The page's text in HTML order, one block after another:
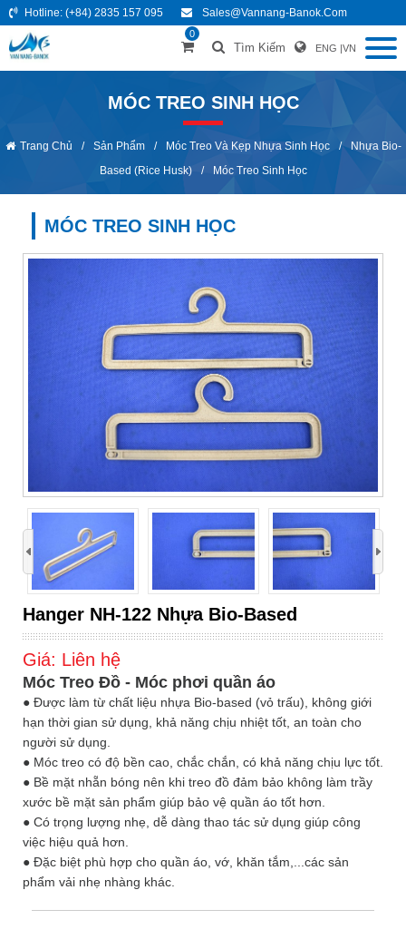
Hotline: (+84) 2835 157 095 Sales@vannang-Banok.com
0
Tìm Kiếm ENG |VN
MÓC TREO SINH HỌC
Trang Chủ / Sản Phẩm / Móc Treo Và Kẹp Nhựa Sinh Học /
Nhựa Bio-
Based (Rice Husk)
/ Móc Treo Sinh Học
MÓC TREO SINH HỌC
›
Hanger NH-122 Nhựa Bio-Based
Giá: Liên hệ
Móc Treo Đồ - Móc phơi quần áo
● Được làm từ chất liệu nhựa Bio-based (vỏ trấu), không giới
hạn thời gian sử dụng, khả năng chịu nhiệt tốt, an toàn cho
người sử dụng.
● Móc treo có độ bền cao, chắc chắn, có khả năng chịu lực tốt.
● Bề mặt nhẵn bóng nên khi treo đồ đảm bảo không làm trầy
xước bề mặt sản phẩm giúp bảo vệ quần áo tốt hơn.
● Có trọng lượng nhẹ, dễ dàng thao tác sử dụng giúp công
việc hiệu quả hơn.
● Đặc biệt phù hợp cho quần áo, vớ, khăn tắm,...các sản
phẩm vải nhẹ nhàng khác.